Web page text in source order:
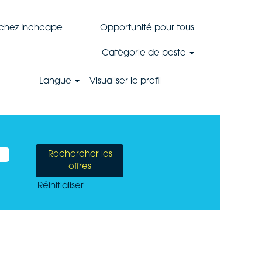
Inchcape Opportunité pour tous
Catégorie de poste
Langue Visualiser le profil
Réinitialiser